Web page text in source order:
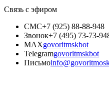
Связь с эфиром
СМС+7 (925) 88-88-948
Звонок+7 (495) 73-73-
MAXgovoritmskbot
Telegramgovoritmskbot
Письмо